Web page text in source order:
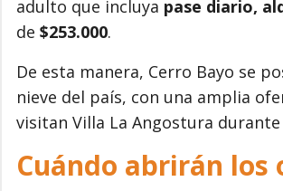
adulto que incluya pase diario,
de $253.000.
De esta manera, Cerro Bayo se
nieve del país, con una amplia
visitan Villa La Angostura
Cuándo abrirán los